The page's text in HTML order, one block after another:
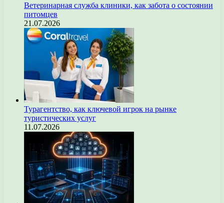
Ветеринарная служба клиники, как забота о состоянии
питомцев
21.07.2026
Турагентство, как ключевой игрок на рынке
туристических услуг
11.07.2026